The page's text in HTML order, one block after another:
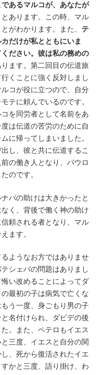
あるマルコが、あなたが
とあります。この時、マル
がわかります。また、 テ
だけが私とともにいま
ださい。彼は私の務めの
ります。第二回目の伝道旅
くことに強く反対しまし
コが役に立つので、自分
テに頼んでいるのです。
を同労者として名前をあ
は伝道の苦労のために自
に帰ってしまいました。
し、彼と共に伝道するこ
の働き人となり、パウロ
のです。
バの助けは大きかったと
く、背後で働く神の助け
頼される者となり、マル
ます。
ようなお方ではありませ
シェバの問題はありまし
い改めることによってダ
最初の子は病気で亡くな
う一度、身ごもり男の子
名付けられ、ダビデの後
。また、ペテロもイエス
三度、イエスと自分の関
、死から復活されたイエ
かと三度、語り掛け、わ